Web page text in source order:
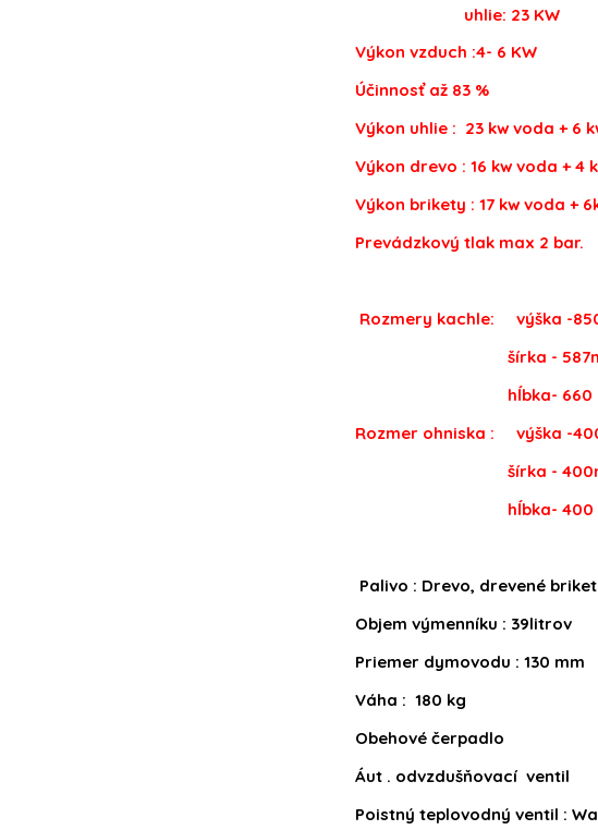
uhlie: 23 KW
Výkon vzduch :4- 6 KW
Účinnosť až 83 %
Výkon uhlie : 23 kw voda + 6
Výkon drevo : 16 kw voda + 4
Výkon brikety : 17 kw voda +
Prevádzkový tlak max 2 bar.
Rozmery kachle: výška -
šírka -
hĺbka- 660
Rozmer ohniska : výška -
šírka -
hĺbka- 400
Palivo : Drevo, drevené
Objem výmenníku : 39litrov
Priemer dymovodu : 130 mm
Váha : 180 kg
Obehové čerpadlo
Áut . odvzdušňovací ventil
Poistný teplovodný ventil :